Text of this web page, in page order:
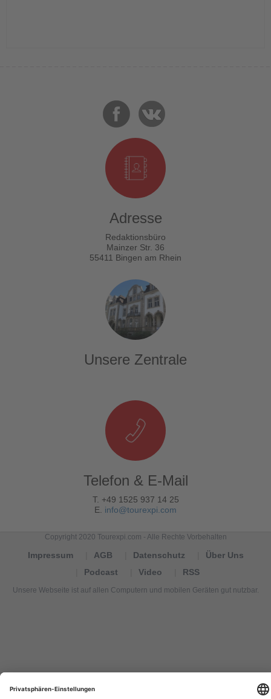
Adresse
Redaktionsbüro
Mainzer Str. 36
55411 Bingen am Rhein
Unsere Zentrale
Telefon & E-Mail
T. +49 1525 937 14 25
E. info@tourexpi.com
Copyright 2020 Tourexpi.com - Alle Rechte Vorbehalten
Impressum AGB Datenschutz
Über Uns
Podcast
Video RSS
Unsere Webseite ist auf allen Computern und mobilen Geräten gut nutzbar.
noticias
de